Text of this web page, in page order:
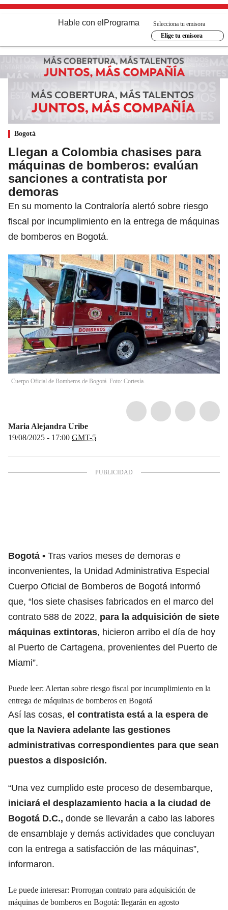
Hable con el Programa
Selecciona tu emisora
Elige tu emisora
Bogotá
Llegan a Colombia chasises para
máquinas de bomberos: evalúan
sanciones a contratista por
demoras
En su momento la Contraloría alertó sobre riesgo
fiscal por incumplimiento en la entrega de máquinas
de bomberos en Bogotá.
Cuerpo Oficial de Bomberos de Bogotá. Foto: Cortesía.
Maria Alejandra Uribe
19/08/2025 - 17:00 GMT-5
Bogotá
Tras varios meses de demoras e
inconvenientes, la Unidad Administrativa Especial
Cuerpo Oficial de Bomberos de Bogotá informó
que, “los siete chasises fabricados en el marco del
contrato 588 de 2022, para la adquisición de siete
máquinas extintoras, hicieron arribo el día de hoy
al Puerto de Cartagena, provenientes del Puerto de
Miami”.
Puede leer: Alertan sobre riesgo fiscal por incumplimiento en la
entrega de máquinas de bomberos en Bogotá
Así las cosas, el contratista está a la espera de
que la Naviera adelante las gestiones
administrativas correspondientes para que sean
puestos a disposición.
“Una vez cumplido este proceso de desembarque,
iniciará el desplazamiento hacia a la ciudad de
Bogotá D.C., donde se llevarán a cabo las labores
de ensamblaje y demás actividades que concluyan
con la entrega a satisfacción de las máquinas”,
informaron.
Le puede interesar: Prorrogan contrato para adquisición de
máquinas de bomberos en Bogotá: llegarán en agosto